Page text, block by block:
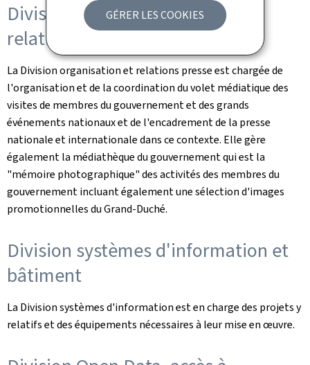
GÉRER LES COOKIES
Division organisation média et
relations presse
La Division organisation et relations presse est chargée de
l'organisation et de la coordination du volet médiatique des
visites de membres du gouvernement et des grands
événements nationaux et de l'encadrement de la presse
nationale et internationale dans ce contexte. Elle gère
également la médiathèque du gouvernement qui est la
"mémoire photographique" des activités des membres du
gouvernement incluant également une sélection d'images
promotionnelles du Grand-Duché.
Division systèmes d'information et
bâtiment
La Division systèmes d'information est en charge des projets y
relatifs et des équipements nécessaires à leur mise en œuvre.